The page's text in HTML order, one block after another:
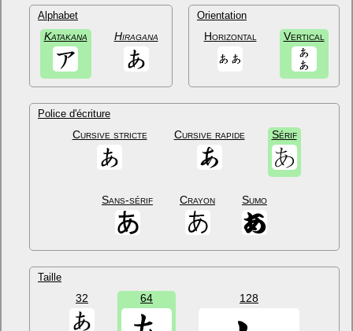
Alphabet
Katakana Hiragana
Orientation
Horizontal Vertical
Police d'écriture
Cursive stricte Cursive rapide Sérif
Sans-sérif Crayon Sumo
Taille
32 64 128